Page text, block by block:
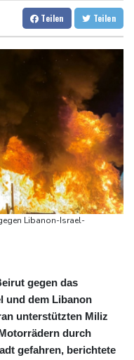
Wien
33 °C
triumphiert
Bahnmanagern an Ziele
Zug zwischen Hamburg
Teilen Teilen
Libanon-Israel-
gegen das
und dem Libanon
unterstützten Miliz
durch
gefahren, berichtete